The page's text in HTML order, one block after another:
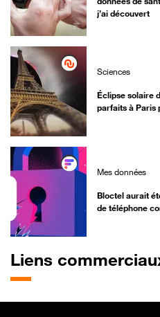
j’ai découvert
Sciences
Éclipse solaire
parfaits à Paris
Mes données
Bloctel aurait
de téléphone
Liens